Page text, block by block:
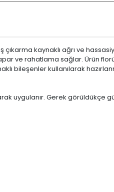
kaynaklı ağrı ve
ve rahatlama sağlar. Ürün
bileşenler kullanılarak
uygulanır. Gerek görüldükçe